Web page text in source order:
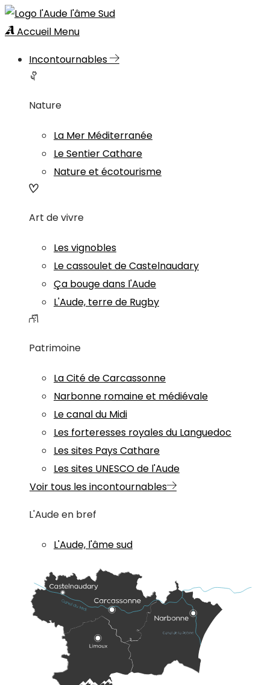
Accueil Menu
Incontournables
Nature
La Mer Méditerranée
Le Sentier Cathare
Nature et écotourisme
Art de vivre
Les vignobles
Le cassoulet de Castelnaudary
Ça bouge dans l'Aude
L'Aude, terre de Rugby
Patrimoine
La Cité de Carcassonne
Narbonne romaine et médiévale
Le canal du Midi
Les forteresses royales du Languedoc
Les sites Pays Cathare
Les sites UNESCO de l'Aude
Voir tous les incontournables
L'Aude en bref
L'Aude, l'âme sud